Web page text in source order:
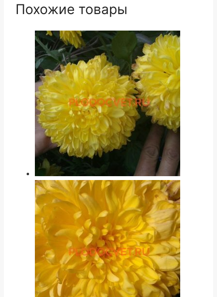
Похожие товары